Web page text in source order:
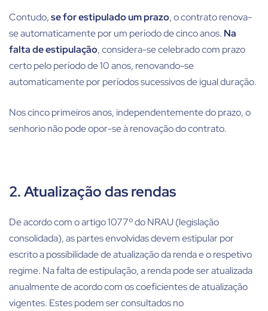
Contudo,se for estipulado um prazo, o contrato renova-
se automaticamente por um período de cinco anos. Na
falta de estipulação, considera-se celebrado com prazo
certo pelo período de 10 anos, renovando-se
automaticamente por períodos sucessivos de igual duração.
Nos cinco primeiros anos, independentemente do prazo, o
senhorio não pode opor-se à renovação do contrato.
2. Atualização das rendas
De acordo com o artigo 1077º do NRAU (legislação
consolidada), as partes envolvidas devem estipular por
escrito a possibilidade de atualização da renda e o respetivo
regime. Na falta de estipulação, a renda pode ser atualizada
anualmente de acordo com os coeficientes de atualização
vigentes. Estes podem ser consultados no